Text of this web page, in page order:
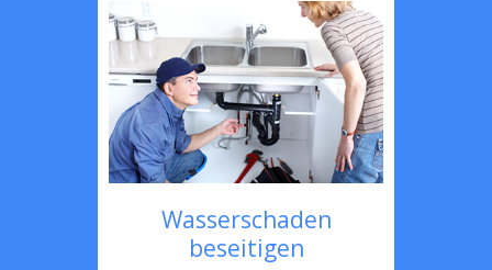
Wasserschaden
beseitigen